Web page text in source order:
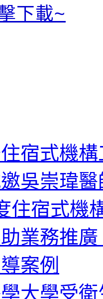
下載~
宿式機
吳崇瑋
住宿式機
業務推廣
案例
大學受